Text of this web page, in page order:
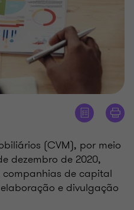
(CVM), por meio
dezembro de 2020,
de capital
e divulgação